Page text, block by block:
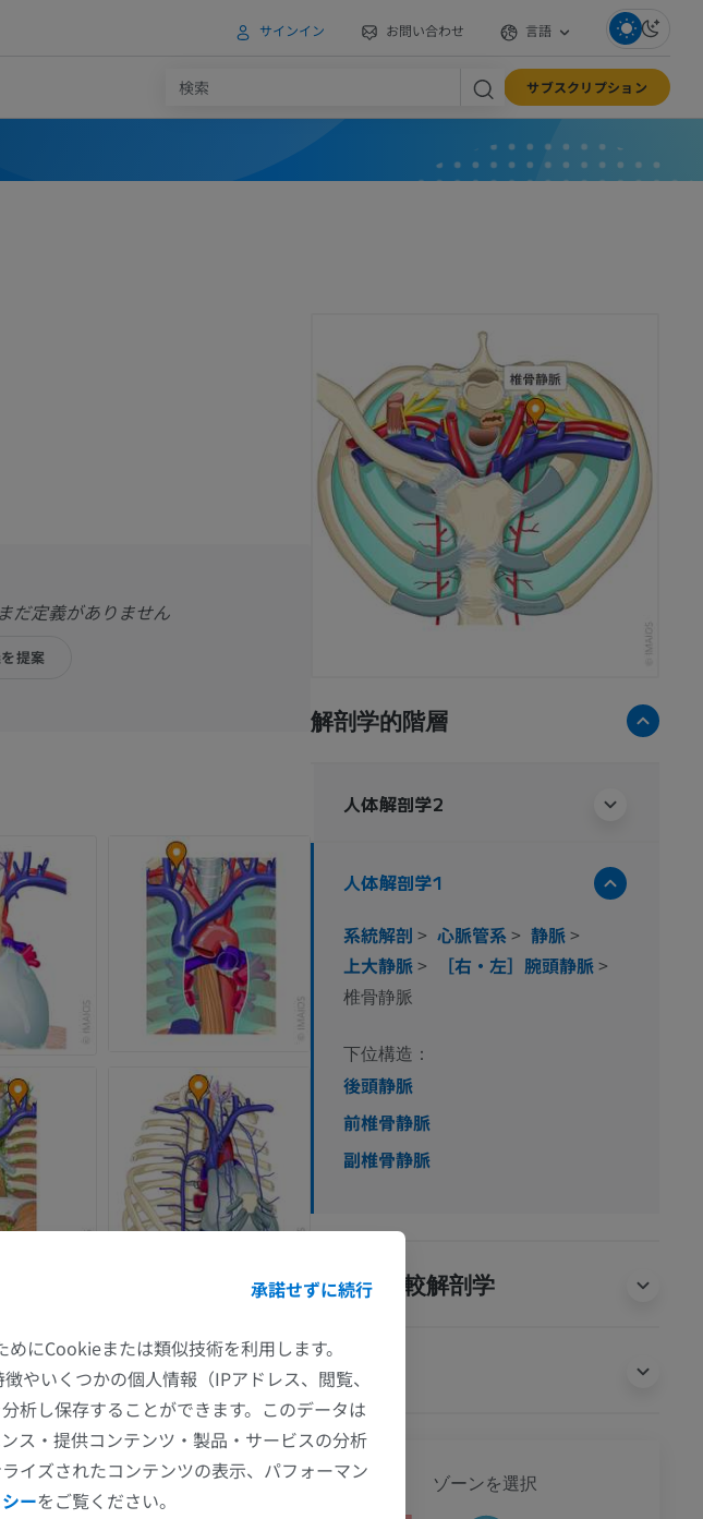
サインイン お問い合わせ 言語
サブスクリプション
だ定義がありません
提案
解剖学的階層
人体解剖学2
人体解剖学1
系統解剖 > 心脈管系> 静脈>
上大静脈> ［右・左］腕頭静脈>
椎骨静脈
下位構造：
後頭静脈
前椎骨静脈
副椎骨静脈
動物の比較解剖学
翻訳
下肢 ゾーンを選択
承諾せずに続行
にCookieまたは類似技術を利用します。
やいくつかの個人情報（IPアドレス、閲覧、
析し保存することができます。このデータは
ス・提供コンテンツ・製品・サービスの分析
イズされたコンテンツの表示、パフォーマン
ーをご覧ください。